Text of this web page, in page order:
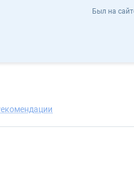
southrender - Отзывы
Был на